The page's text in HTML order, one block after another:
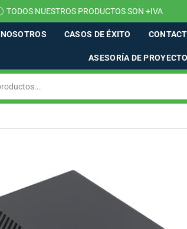
TODOS NUESTROS PRODUCTOS SON +IVA
NOSOTROS CASOS DE ÉXITO
ASESORÍA DE